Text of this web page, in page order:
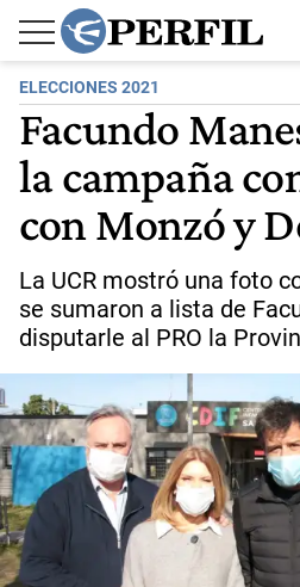
ELECCIONES 2021
Facundo
la campaña
con Monzó y
La UCR mostró una foto
se sumaron a lista de
disputarle al PRO la